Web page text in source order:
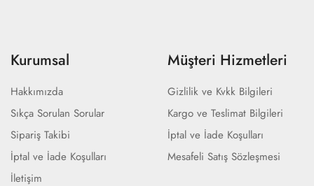
Kurumsal
Hakkımızda
Sıkça Sorulan Sorular
Sipariş Takibi
İptal ve İade Koşulları
İletişim
Müşteri Hizmetleri
Gizlilik ve Kvkk Bilgileri
Kargo ve Teslimat Bilgileri
İptal ve İade Koşulları
Mesafeli Satış Sözleşmesi